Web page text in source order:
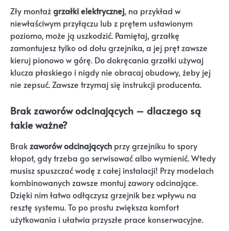
Zły montażgrzałki elektrycznej, na przykład w
niewłaściwym przyłączu lub z prętem ustawionym
poziomo, może ją uszkodzić. Pamiętaj, grzałkę
zamontujesz tylko od dołu grzejnika, a jej pręt zawsze
kieruj pionowo w górę. Do dokręcania grzałki używaj
klucza płaskiego i nigdy nie obracaj obudowy, żeby jej
nie zepsuć. Zawsze trzymaj się instrukcji producenta.
Brak zaworów odcinających – dlaczego są
takie ważne?
Brakzaworów odcinających przy grzejniku to spory
kłopot, gdy trzeba go serwisować albo wymienić. Wtedy
musisz spuszczać wodę z całej instalacji! Przy modelach
kombinowanych zawsze montuj zawory odcinające.
Dzięki nim łatwo odłączysz grzejnik bez wpływu na
resztę systemu. To po prostu zwiększa komfort
użytkowania i ułatwia przyszłe prace konserwacyjne.